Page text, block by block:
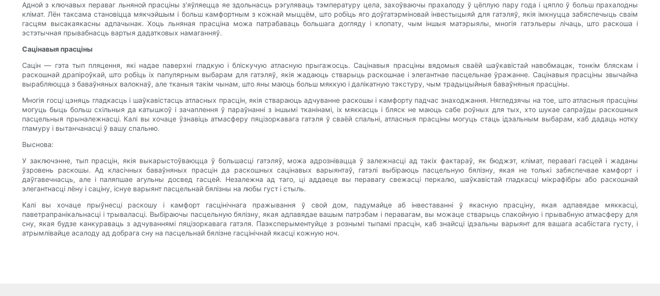
Адной з ключавых пераваг льняной прасціны з'яўляецца яе здольнасць рэгуляваць тэмпературу цела, захоўваючы прахалоду ў цёплую пару года і цяпло ў больш прахалодны
клімат. Лён таксама становіцца мякчэйшым і больш камфортным з кожнай мыццём, што робіць яго доўгатэрміновай інвестыцыяй для гатэляў, якія імкнуцца забяспечыць сваім
гасцям высакаякасны адпачынак. Хоць льняная прасціна можа патрабаваць большага догляду і клопату, чым іншыя матэрыялы, многія гатэльеры лічаць, што раскоша і
эстэтычная прывабнасць вартыя дадатковых намаганняў.
Сацінавыя прасціны
Сацін — гэта тып пляцення, які надае паверхні гладкую і бліскучую атласную прыгажосць. Сацінавыя прасціны вядомыя сваёй шаўкавістай навобмацак, тонкім бляскам і
раскошнай драпіроўкай, што робіць іх папулярным выбарам для гатэляў, якія жадаюць стварыць раскошнае і элегантнае пасцельнае ўражанне. Сацінавыя прасціны звычайна
вырабляюцца з баваўняных валокнаў, але тканыя такім чынам, што яны маюць больш мяккую і далікатную тэкстуру, чым традыцыйныя баваўняныя прасціны.
Многія госці цэняць гладкасць і шаўкавістасць атласных прасцін, якія ствараюць адчуванне раскошы і камфорту падчас знаходжання. Нягледзячы на ​​тое, што атласныя прасціны
могуць быць больш схільныя да катышкоў і зачаплення ў параўнанні з іншымі тканінамі, іх мяккасць і бляск не маюць сабе роўных для тых, хто шукае сапраўды раскошныя
пасцельныя прыналежнасці. Калі вы хочаце ўзнавіць атмасферу пяцізоркавага гатэля ў сваёй спальні, атласныя прасціны могуць стаць ідэальным выбарам, каб дадаць нотку
гламуру і вытанчанасці ў вашу спальню.
Выснова:
У заключэнне, тып прасцін, якія выкарыстоўваюцца ў большасці гатэляў, можа адрознівацца ў залежнасці ад такіх фактараў, як бюджэт, клімат, перавагі гасцей і жаданы
ўзровень раскошы. Ад класічных баваўняных прасцін да раскошных сацінавых варыянтаў, гатэлі выбіраюць пасцельную бялізну, якая не толькі забяспечвае камфорт і
даўгавечнасць, але і паляпшае агульны досвед гасцей. Незалежна ад таго, ці аддаеце вы перавагу свежасці перкалю, шаўкавістай гладкасці мікрафібры або раскошнай
элегантнасці лёну і саціну, існуе варыянт пасцельнай бялізны на любы густ і стыль.
Калі вы хочаце прыўнесці раскошу і камфорт гасцінічнага пражывання ў свой дом, падумайце аб інвеставанні ў якасную прасціну, якая адпавядае мяккасці,
паветрапранікальнасці і трываласці. Выбіраючы пасцельную бялізну, якая адпавядае вашым патрэбам і перавагам, вы можаце стварыць спакойную і прывабную атмасферу для
сну, якая будзе канкураваць з адчуваннямі пяцізоркавага гатэля. Паэксперыментуйце з рознымі тыпамі прасцін, каб знайсці ідэальны варыянт для вашага асабістага густу, і
атрымлівайце асалоду ад добрага сну на пасцельнай бялізне гасцінічнай якасці кожную ноч.